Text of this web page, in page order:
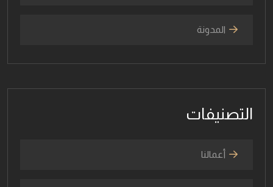
المدونة
التصنيفات
أعمالنا